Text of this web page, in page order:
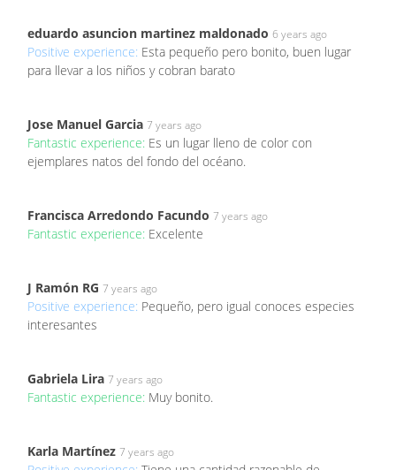
eduardo asuncion martinez maldonado 6 years ago
Positive experience: Esta pequeño pero bonito, buen lugar
para llevar a los niños y cobran barato
Jose Manuel Garcia 7 years ago
Fantastic experience: Es un lugar lleno de color con
ejemplares natos del fondo del océano.
Francisca Arredondo Facundo 7 years ago
Fantastic experience: Excelente
J Ramón RG 7 years ago
Positive experience: Pequeño, pero igual conoces especies
interesantes
Gabriela Lira 7 years ago
Fantastic experience: Muy bonito.
Karla Martínez 7 years ago